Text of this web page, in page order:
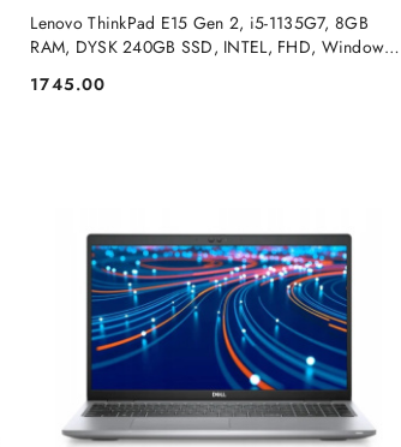
Lenovo ThinkPad E15 Gen 2, i5-1135G7, 8GB
RAM, DYSK 240GB SSD, INTEL, FHD, Windows
Cena:
1745.00
DO KOSZYKA